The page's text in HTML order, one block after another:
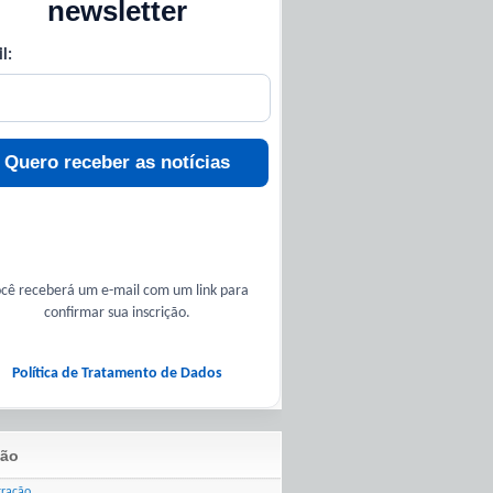
newsletter
Quero receber as notícias
receberá um e-mail com um link para
confirmar sua inscrição.
Política de Tratamento de Dados